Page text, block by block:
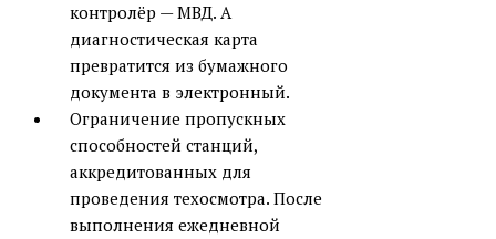
контролёр — МВД. А
диагностическая карта
превратится из бумажного
документа в электронный.
Ограничение пропускных
способностей станций,
аккредитованных для
проведения техосмотра. После
выполнения ежедневной